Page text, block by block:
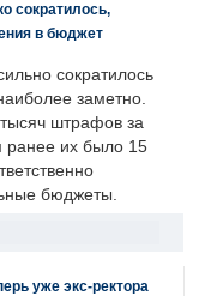
сократилось,
в бюджет
сократилось
заметно.
штрафов за
ранее их было 15
бюджеты.
уже экс-ректора